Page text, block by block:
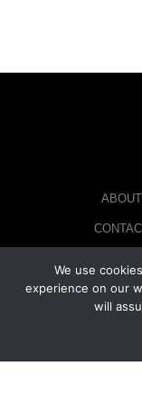
ABOUT
MY
We use
experience on our
will